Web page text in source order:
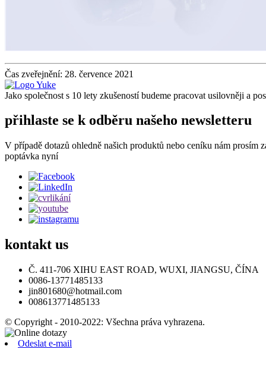
Čas zveřejnění: 28. července 2021
Jako společnost s 10 lety zkušeností budeme pracovat usilovněji a
přihlaste se k odběru našeho newsletteru
V případě dotazů ohledně našich produktů nebo ceníku nám prosím
poptávka nyní
kontakt us
Č. 411-706 XIHU EAST ROAD, WUXI, JIANGSU, ČÍNA
0086-13771485133
jin801680@hotmail.com
008613771485133
© Copyright - 2010-2022: Všechna práva vyhrazena.
Odeslat e-mail